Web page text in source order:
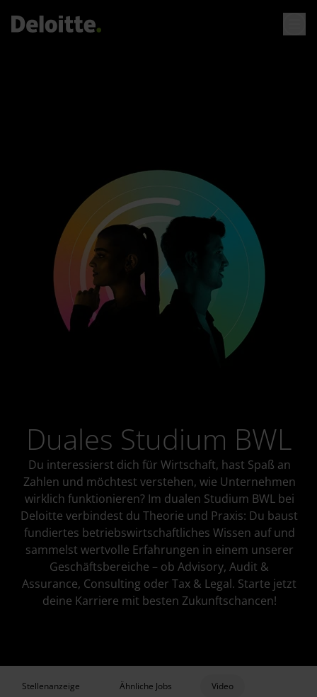
Duales Studium BWL
Du interessierst dich für Wirtschaft, hast Spaß an
Zahlen und möchtest verstehen, wie Unternehmen
wirklich funktionieren? Im dualen Studium BWL bei
Deloitte verbindest du Theorie und Praxis: Du baust
fundiertes betriebswirtschaftliches Wissen auf und
sammelst wertvolle Erfahrungen in einem unserer
Geschäftsbereiche – ob Advisory, Audit &
Assurance, Consulting oder Tax & Legal. Starte jetzt
deine Karriere mit besten Zukunftschancen!
Stellenanzeige Ähnliche Jobs
Video